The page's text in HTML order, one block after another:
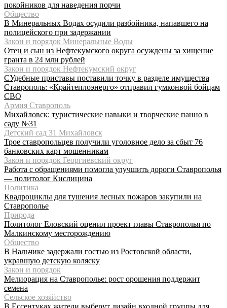
покойников для наведения порчи
Общество
В Минеральных Водах осудили разбойника, напавшего на
полицейского при задержании
Закон и порядок Минеральные Воды
Отец и сын из Нефтекумского округа осуждены за хищение
гранта в 24 млн рублей
Закон и порядок Нефтекумский округ
СУдебные приставы поставили точку в разделе имущества
Ставрополь: «Крайтеплоэнерго» отправил гумконвой бойцам
СВО
Армия Ставрополь
Михайловск: туристические навыки и творческие панно в
саду №31
Детский сад 31 Михайловск
Трое ставропольцев получили уголовное дело за сбыт 76
банковских карт мошенникам
Закон и порядок Георгиевский округ
Работа с обращениями помогла улучшить дороги Ставрополья
— политолог Кислицина
Политика
Квадроциклы для тушения лесных пожаров закупили на
Ставрополье
Природа
Политолог Еловский оценил проект главы Ставрополья по
Малкинскому месторождению
Общество
В Нальчике задержали гостью из Ростовской области,
укравшую детскую коляску
Закон и порядок
Мелиорация на Ставрополье: рост орошения поддержит
семена
Сельское хозяйство
В Ессентуках жители выберут дизайн входной группы для